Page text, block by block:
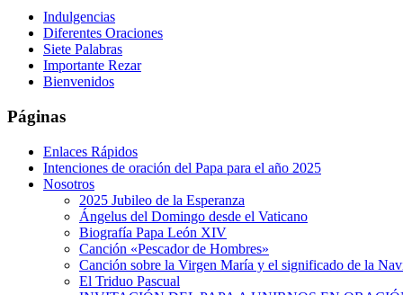
Indulgencias
Diferentes Oraciones
Siete Palabras
Importante Rezar
Bienvenidos
Páginas
Enlaces Rápidos
Intenciones de oración del Papa para el año 2025
Nosotros
2025 Jubileo de la Esperanza
Ángelus del Domingo desde el Vaticano
Biografía Papa León XIV
Canción «Pescador de Hombres»
Canción sobre la Virgen María y el significado de la
El Triduo Pascual